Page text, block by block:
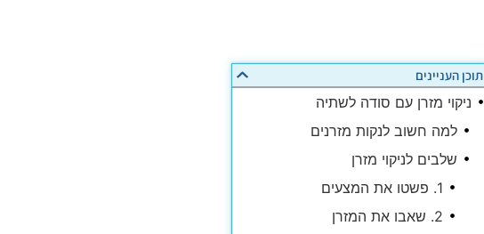
תוכן העניינים
ניקוי מזרן עם סודה לשתיה
למה חשוב לנקות מזרנים
שלבים לניקוי מזרן
1. פשטו את המצעים
2. שאבו את המזרן